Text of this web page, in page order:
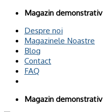
OmitețiMagazin demonstrativ
Despre noi
Magazinele Noastre
Blog
Contact
FAQ
Magazin demonstrativ